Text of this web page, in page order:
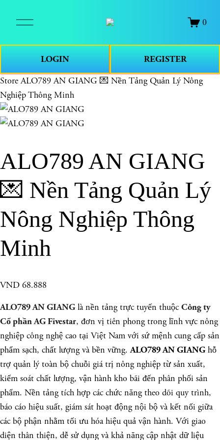
O
e
e
n
u
0
LOGIN REGISTER
Store ALO789 AN GIANG 💌 Nền Tảng Quản Lý Nông
Nghiệp Thông Minh
ALO789 AN GIANG
💌 Nền Tảng Quản Lý
Nông Nghiệp Thông
Minh
VND 68.888
ALO789 AN GIANG là nền tảng trực tuyến thuộc Công ty
Cổ phần AG Fivestar, đơn vị tiên phong trong lĩnh vực nông
nghiệp công nghệ cao tại Việt Nam với sứ mệnh cung cấp sản
phẩm sạch, chất lượng và bền vững.ALO789 AN GIANG hỗ
trợ quản lý toàn bộ chuỗi giá trị nông nghiệp từ sản xuất,
kiểm soát chất lượng, vận hành kho bãi đến phân phối sản
phẩm. Nền tảng tích hợp các chức năng theo dõi quy trình,
báo cáo hiệu suất, giám sát hoạt động nội bộ và kết nối giữa
các bộ phận nhằm tối ưu hóa hiệu quả vận hành. Với giao
diện thân thiện, dễ sử dụng và khả năng cập nhật dữ liệu